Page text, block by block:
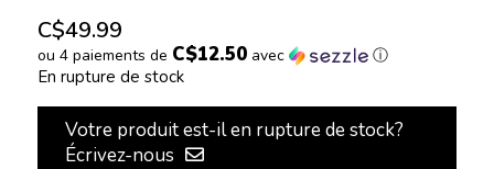
C$49.99
ou 4 paiements de C$12.50avec ⓘ
En rupture de stock
Votre produit est-il en rupture de stock?
Écrivez-nous